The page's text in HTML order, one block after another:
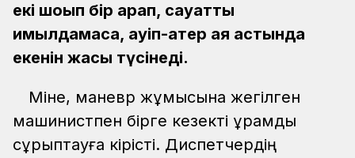
екі шоқып бір қарап, сауатты
қимылдамаса, қауіп-қатер аяқ астында
екенін жақсы түсінеді.
Міне, маневр жұмысына жегілген
машинистпен бірге кезекті құрамды
сұрыптауға кірісті. Диспетчердің